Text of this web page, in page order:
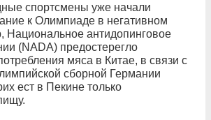
спортсмены уже начали
к Олимпиаде в негативном
Национальное антидопинговое
(NADA) предостерегло
мяса в Китае, в связи с
сборной Германии
ест в Пекине только